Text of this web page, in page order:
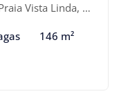
Linda, Bertioga-SP
146 m²